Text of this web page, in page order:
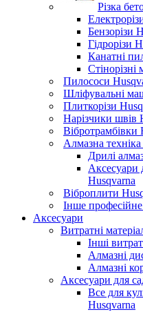
Різка
Бензорізи
Гідрорізи
Канатні
Пилососи
Шліфувальні
Плиткорізи
Нарізчики швів
Вібротрамбівки
Алмазна
Дрилі
Аксесуари
Husqvarna
Віброплити
Інше
Аксесуари
Витратні
Інші
Алмазні
Алмазні
Аксесуари для
Все для
Husqvarna